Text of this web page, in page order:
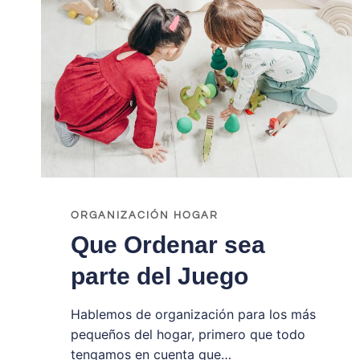
ORGANIZACIÓN HOGAR
Que Ordenar sea
parte del Juego
Hablemos de organización para los más
pequeños del hogar, primero que todo
tengamos en cuenta que…